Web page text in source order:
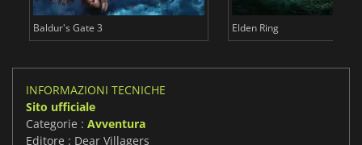
Baldur's Gate 3 Elden Ring
INFORMAZIONI TECNICHE
Sito ufficiale
Categorie : Avventura
Editore : Dear Villagers